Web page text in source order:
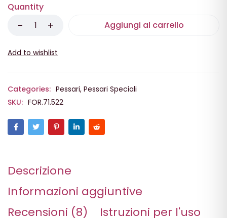
Quantity
Aggiungi al carrello
Categories: Pessari, Pessari Speciali
SKU: FOR.71.522
Descrizione
Informazioni aggiuntive
Recensioni (8)
Istruzioni per l'uso